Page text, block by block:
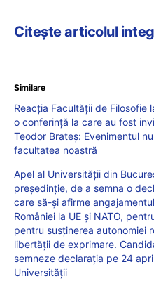
Citește articolul
Similare
Reacția Facultății de Filosofie
o conferință la care au fost
Teodor Brateș: Evenimentul
facultatea noastră
Apel al Universității din
președinție, de a semna o
care să-și afirme
României la UE și NATO,
pentru susținerea autonomiei
libertății de exprimare.
semneze declarația pe 24
Universității